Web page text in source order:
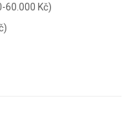
60.000 Kč)